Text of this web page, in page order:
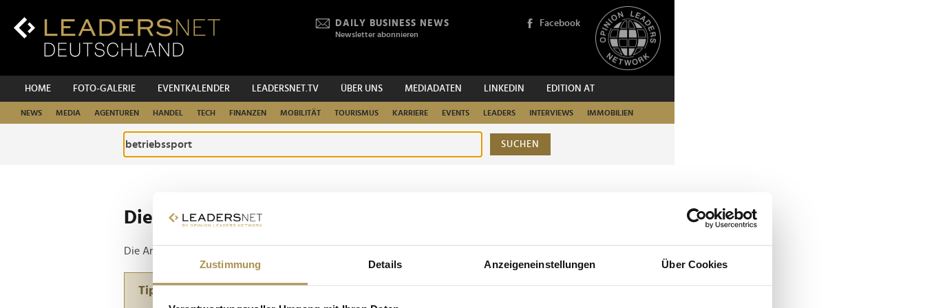
Zustimmung Details Anzeigeneinstellungen Über Cookies
Inhalt
DAILY BUSINESS NEWS
Newsletter abonnieren
Facebook
HOME FOTO-GALERIE EVENTKALENDER LEADERSNET.TV ÜBER UNS MEDIADATEN LINKEDIN EDITION AT
NEWS MEDIA AGENTUREN HANDEL TECH FINANZEN MOBILITÄT TOURISMUS KARRIERE EVENTS LEADERS INTERVIEWS IMMOBILIEN
SUCHEN
Die ganze Website durchsuchen
Die Anfrage ergab 1 Treffer.
Tipp